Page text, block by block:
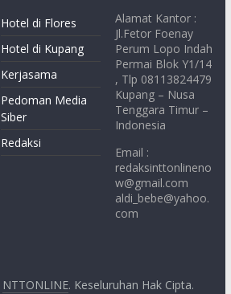
Hotel di Flores
Hotel di Kupang
Kerjasama
Pedoman Media
Siber
Redaksi
Alamat Kantor :
Jl.Fetor Foenay
Perum Lopo Indah
Permai Blok Y1/14
, Tlp 08113824479
Kupang – Nusa
Tenggara Timur –
Indonesia
Email :
redaksinttonlineno
w@gmail.com
aldi_bebe@yahoo.
com
NTTONLINE. Keseluruhan Hak Cipta.